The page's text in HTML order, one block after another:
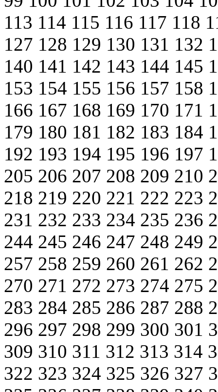
113 114 115 116 117 118
127 128 129 130 131 132
140 141 142 143 144 145
153 154 155 156 157 158
166 167 168 169 170 171
179 180 181 182 183 184
192 193 194 195 196 197
205 206 207 208 209 210
218 219 220 221 222 223
231 232 233 234 235 236
244 245 246 247 248 249
257 258 259 260 261 262
270 271 272 273 274 275
283 284 285 286 287 288
296 297 298 299 300 301
309 310 311 312 313 314
322 323 324 325 326 327